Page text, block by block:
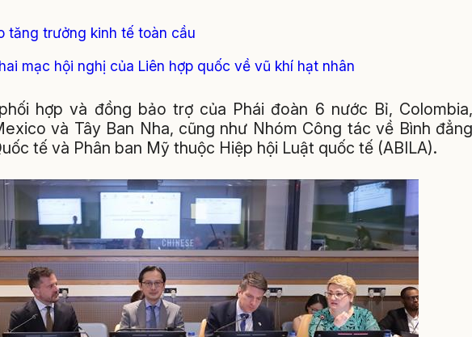
tăng trưởng kinh tế toàn cầu
mạc hội nghị của Liên hợp quốc về vũ khí hạt nhân
hợp và đồng bảo trợ của Phái đoàn 6 nước Bỉ, Colombia,
và Tây Ban Nha, cũng như Nhóm Công tác về Bình đẳng
tế và Phân ban Mỹ thuộc Hiệp hội Luật quốc tế (ABILA).